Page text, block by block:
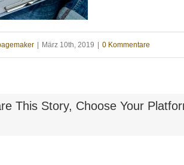
März 10th, 2019 0 Kommentare
This Story, Choose Your